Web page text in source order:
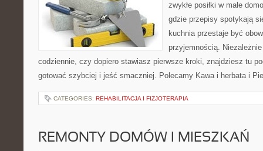
zwykłe posiłki w małe
gdzie przepisy spotykają
kuchnia przestaje być
przyjemnością.
codziennie, czy dopiero stawiasz pierwsze kroki, znajdziesz tu
gotować szybciej i jeść smaczniej. Polecamy Kawa i herbata i
CATEGORIES: REHABILITACJA I FIZJOTERAPIA
REMONTY DOMÓW I MIESZKAŃ